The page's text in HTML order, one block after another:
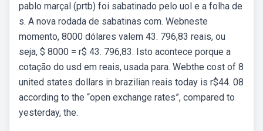
pablo marçal (prtb) foi sabatinado pelo uol e a folha de
s. A nova rodada de sabatinas com. Webneste
momento, 8000 dólares valem 43. 796,83 reais, ou
seja, $ 8000 = r$ 43. 796,83. Isto acontece porque a
cotação do usd em reais, usada para. Webthe cost of 8
united states dollars in brazilian reais today is r$44. 08
according to the “open exchange rates”, compared to
yesterday, the.